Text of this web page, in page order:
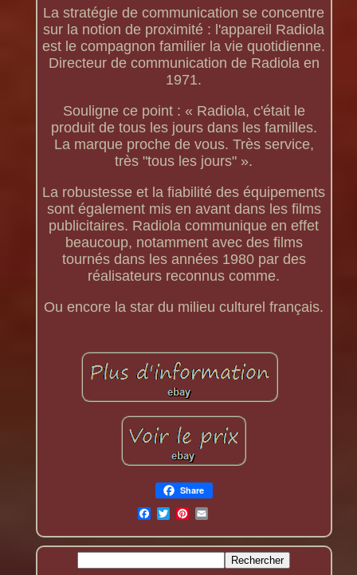
La stratégie de communication se concentre
sur la notion de proximité : l'appareil Radiola
est le compagnon familier la vie quotidienne.
Directeur de communication de Radiola en
1971.
Souligne ce point : « Radiola, c'était le
produit de tous les jours dans les familles.
La marque proche de vous. Très service,
très "tous les jours" ».
La robustesse et la fiabilité des équipements
sont également mis en avant dans les films
publicitaires. Radiola communique en effet
beaucoup, notamment avec des films
tournés dans les années 1980 par des
réalisateurs reconnus comme.
Ou encore la star du milieu culturel français.
Share